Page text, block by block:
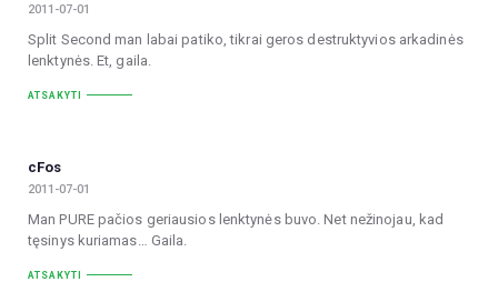
2011-07-01
Split Second man labai patiko, tikrai geros destruktyvios arkadinės
lenktynės. Et, gaila.
ATSAKYTI
cFos
2011-07-01
Man PURE pačios geriausios lenktynės buvo. Net nežinojau, kad
tęsinys kuriamas… Gaila.
ATSAKYTI